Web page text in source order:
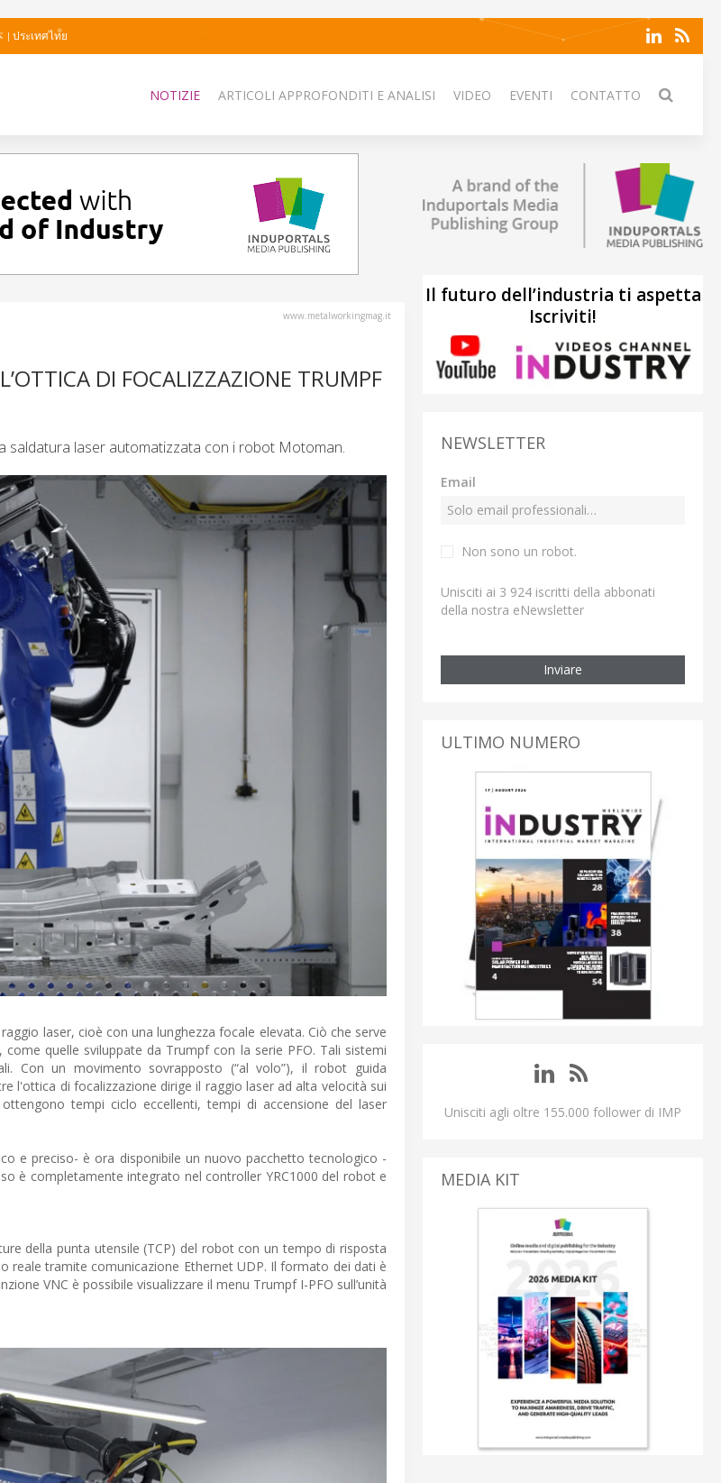
ประเทศไทย
NOTIZIE ARTICOLI APPROFONDITI E ANALISI VIDEO EVENTI CONTATTO
www.metalworkingmag.it
DI FOCALIZZAZIONE TRUMPF
saldatura laser automatizzata con i robot Motoman.
laser, cioè con una lunghezza focale elevata. Ciò che serve
quelle sviluppate da Trumpf con la serie PFO. Tali sistemi
Con un movimento sovrapposto (“al volo”), il robot guida
l'ottica di focalizzazione dirige il raggio laser ad alta velocità sui
tempi ciclo eccellenti, tempi di accensione del laser
e preciso- è ora disponibile un nuovo pacchetto tecnologico -
è completamente integrato nel controller YRC1000 del robot e
della punta utensile (TCP) del robot con un tempo di risposta
reale tramite comunicazione Ethernet UDP. Il formato dei dati è
VNC è possibile visualizzare il menu Trumpf I-PFO sull’unità
Il futuro dell’industria ti aspetta
Iscriviti!
NEWSLETTER
Email
Non sono un robot.
Unisciti ai 3 924 iscritti della abbonati
della nostra eNewsletter
Inviare
ULTIMO NUMERO
Unisciti agli oltre 155.000 follower di IMP
MEDIA KIT